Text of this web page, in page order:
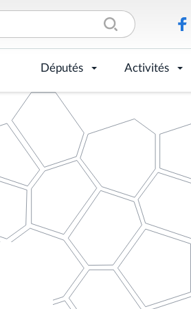
Députés Activités